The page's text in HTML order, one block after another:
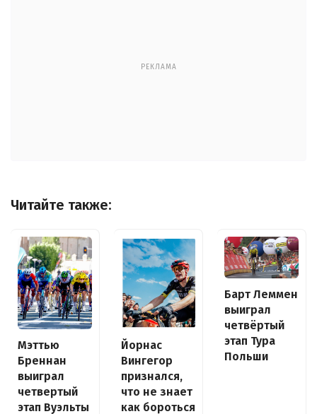
РЕКЛАМА
Читайте также:
Мэттью
Бреннан
выиграл
четвертый
этап Вуэльты
Йорнас
Вингегор
признался,
что не знает
как бороться
Барт Леммен
выиграл
четвёртый
этап Тура
Польши